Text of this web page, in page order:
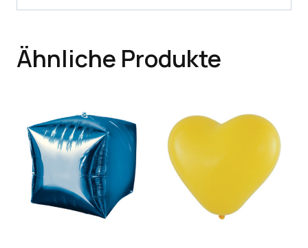
Ähnliche Produkte